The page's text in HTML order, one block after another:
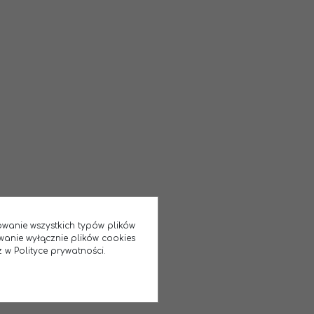
wszystkich typów plików
wyłącznie plików cookies
Polityce prywatności.